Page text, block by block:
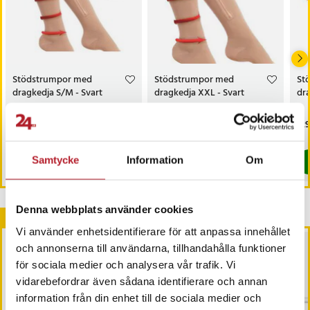
Samtycke Information Om
Denna webbplats använder cookies
Vi använder enhetsidentifierare för att anpassa innehållet
och annonserna till användarna, tillhandahålla funktioner
för sociala medier och analysera vår trafik. Vi
vidarebefordrar även sådana identifierare och annan
information från din enhet till de sociala medier och
Stödstrumpor med
dragkedja S/M - Svart
Pris:99 kr
99 kr
Köp
Stödstrumpor med
dragkedja XXL - Svart
Andra köpte också